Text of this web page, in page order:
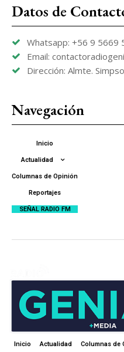
Datos de
Whatsapp: +56 9 5669
Email:
Dirección: Almte.
Navegación
Inicio
Actualidad
Columnas de Opinión
Reportajes
SEÑAL RADIO FM
Inicio Actualidad Columnas de